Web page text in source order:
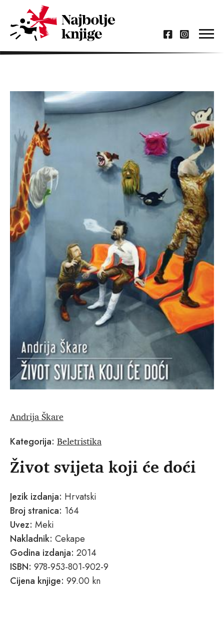
Andrija Škare
Kategorija: Beletristika
Život svijeta koji će doći
Jezik izdanja: Hrvatski
Broj stranica: 164
Uvez: Meki
Nakladnik: Cekape
Godina izdanja: 2014
ISBN: 978-953-801-902-9
Cijena knjige: 99.00 kn